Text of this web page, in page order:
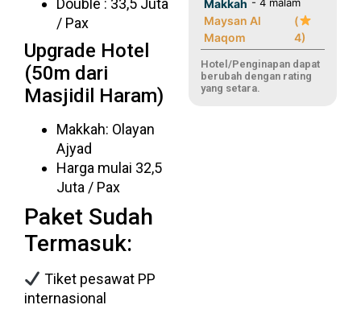
Double : 33,5 Juta
/ Pax
Upgrade Hotel
(50m dari
Masjidil Haram)
Makkah: Olayan
Ajyad
Harga mulai 32,5
Juta / Pax
Paket Sudah
Termasuk:
Tiket pesawat PP
internasional
Makkah
Maysan Al
Maqom
(
4)
Hotel/Penginapan dapat
berubah dengan rating
yang setara.